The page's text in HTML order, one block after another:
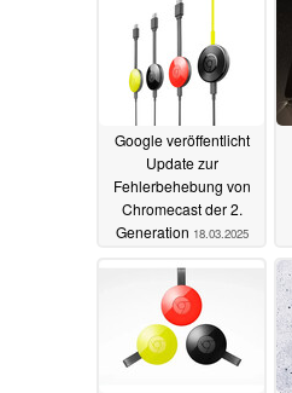
01.04.2025
Google veröffentlicht
Update zur
Fehlerbehebung von
Chromecast der 2.
Generation 18.03.2025